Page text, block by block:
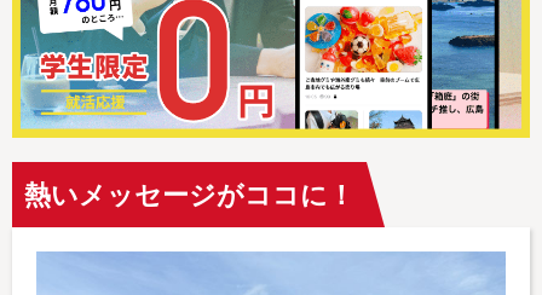
熱いメッセージがココに！